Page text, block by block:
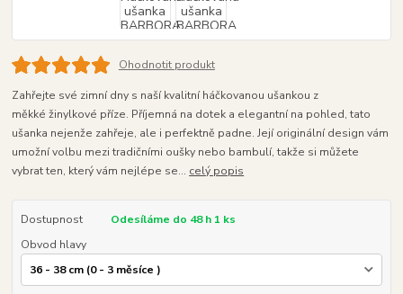
Ohodnotit produkt
Zahřejte své zimní dny s naší kvalitní háčkovanou ušankou z
měkké žinylkové příze. Příjemná na dotek a elegantní na pohled, tato
ušanka nejenže zahřeje, ale i perfektně padne. Její originální design vám
umožní volbu mezi tradičními oušky nebo bambulí, takže si můžete
vybrat ten, který vám nejlépe se... celý popis
Dostupnost
Odesíláme do 48 h 1 ks
Obvod hlavy